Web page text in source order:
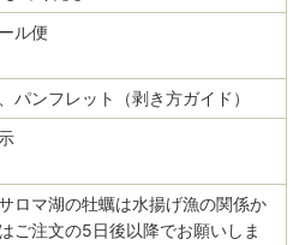
ル便
パンフレット（剥き方ガイド）
ロマ湖の牡蠣は水揚げ漁の関係か
ご注文の5日後以降でお願いしま